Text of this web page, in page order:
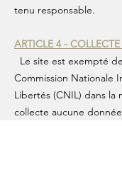
tenu responsable.
ARTICLE 4 -
Le site est exempté
Commission Nationale
Libertés (CNIL) dans la
collecte aucune